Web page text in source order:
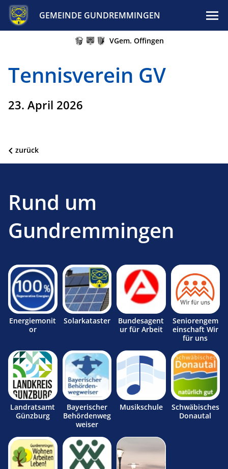
GEMEINDE GUNDREMMINGEN
VGem. Offingen
Tennisverein GV
23. April 2026
zurück
Rund um
Gundremmingen
Energiemonit
or
Solarkataster
Bundesagent
ur für Arbeit
Seniorengem
einschaft Wir
für uns
Landratsamt
Günzburg
Bayerischer
Behördenweg
weiser
Musikschule
Schwäbisches
Donautal